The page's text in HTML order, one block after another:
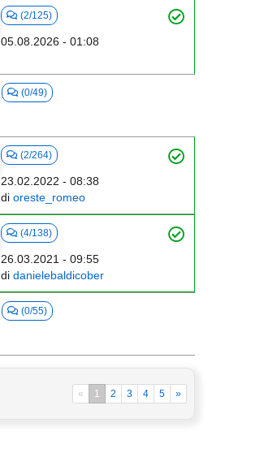
(2/125)
05.08.2026 - 01:08
(0/49)
(2/264)
23.02.2022 - 08:38
di oreste_romeo
(4/138)
26.03.2021 - 09:55
di danielebaldicober
(0/55)
« 1 2 3 4 5 »